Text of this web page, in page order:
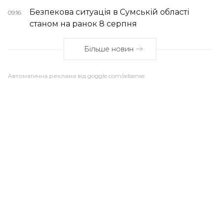
09:16
Безпекова ситуація в Сумській області
станом на ранок 8 серпня
Більше новин
Автоматична реклама від goggle.com/adsense: